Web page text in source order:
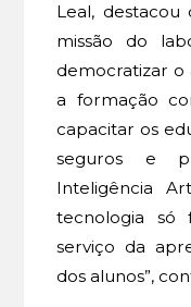
Leal,
missão do
democratizar o
a formação
capacitar os
seguros e
Inteligência
tecnologia só
serviço da
dos alunos”,